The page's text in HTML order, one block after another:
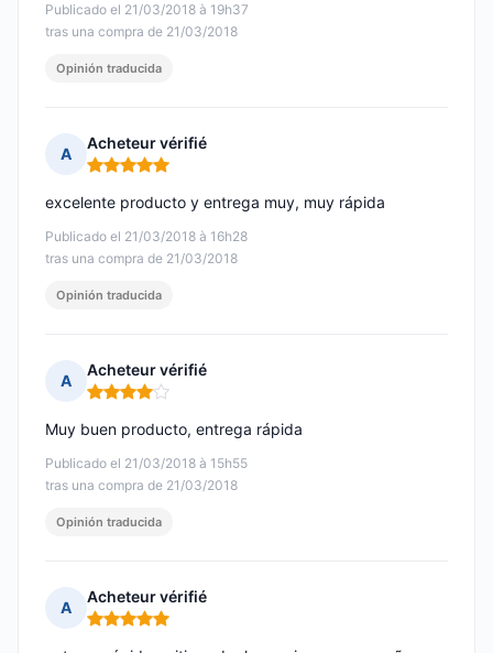
Publicado el 21/03/2018 à 19h37
tras una compra de 21/03/2018
Opinión traducida
A
Acheteur vérifié
Nota: 5 de 5
Publicado el 21/03/2018 à 16h28
tras una compra de 21/03/2018
excelente producto y entrega muy, muy rápida
Opinión traducida
A
Acheteur vérifié
Nota: 4 de 5
Publicado el 21/03/2018 à 15h55
tras una compra de 21/03/2018
Muy buen producto, entrega rápida
Opinión traducida
A
Acheteur vérifié
Nota: 5 de 5